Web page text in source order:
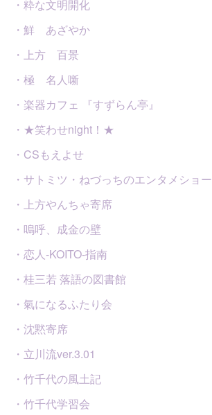
・粋な文明開化
・鮮 あざやか
・上方 百景
・極 名人噺
・楽器カフェ 『すずらん亭』
・★笑わせnight！★
・CSもえよせ
・サトミツ・ねづっちのエンタメショー
・上方やんちゃ寄席
・嗚呼、成金の壁
・恋人-KOITO-指南
・桂三若 落語の図書館
・氣になるふたり会
・沈黙寄席
・立川流ver.3.01
・竹千代の風土記
・竹千代学習会